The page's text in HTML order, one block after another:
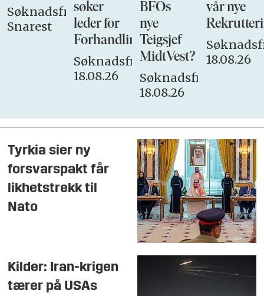
Søknadsfrist:
Snarest
søker
leder for
Forhandlingsutvalget
Søknadsfrist:
18.08.26
BFOs
nye
Teigsjef
MidtVest?
Søknadsfrist:
18.08.26
vår nye
18.08.26
Tyrkia sier ny
forsvarspakt får
likhetstrekk til
Nato
Kilder: Iran-krigen
tærer på USAs